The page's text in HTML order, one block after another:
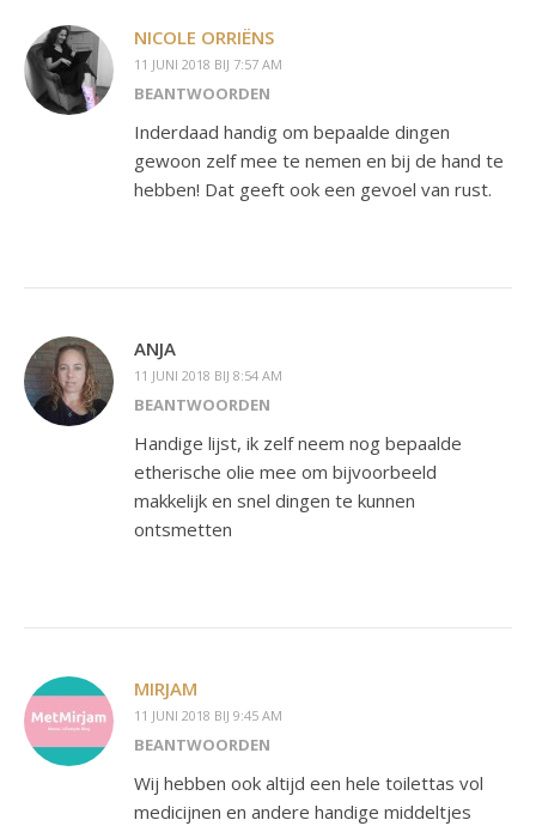
NICOLE ORRIËNS
11 JUNI 2018 BIJ 7:57 AM
BEANTWOORDEN
Inderdaad handig om bepaalde dingen
gewoon zelf mee te nemen en bij de hand te
hebben! Dat geeft ook een gevoel van rust.
ANJA
11 JUNI 2018 BIJ 8:54 AM
BEANTWOORDEN
Handige lijst, ik zelf neem nog bepaalde
etherische olie mee om bijvoorbeeld
makkelijk en snel dingen te kunnen
ontsmetten
MIRJAM
11 JUNI 2018 BIJ 9:45 AM
BEANTWOORDEN
Wij hebben ook altijd een hele toilettas vol
medicijnen en andere handige middeltjes